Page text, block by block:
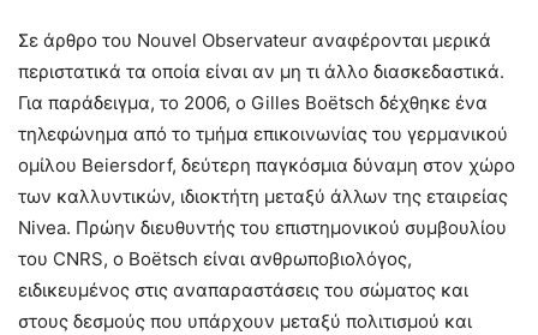
Σε άρθρο του Nouvel Observateur αναφέρονται μερικά
περιστατικά τα οποία είναι αν μη τι άλλο διασκεδαστικά.
Για παράδειγμα, το 2006, ο Gilles Boëtsch δέχθηκε ένα
τηλεφώνημα από το τμήμα επικοινωνίας του γερμανικού
ομίλου Beiersdorf, δεύτερη παγκόσμια δύναμη στον χώρο
των καλλυντικών, ιδιοκτήτη μεταξύ άλλων της εταιρείας
Nivea. Πρώην διευθυντής του επιστημονικού συμβουλίου
του CNRS, ο Boëtsch είναι ανθρωποβιολόγος,
ειδικευμένος στις αναπαραστάσεις του σώματος και
στους δεσμούς που υπάρχουν μεταξύ πολιτισμού και